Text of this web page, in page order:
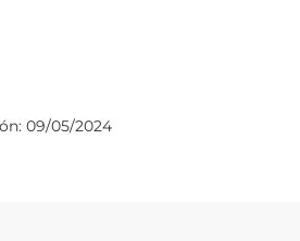
09/05/2024